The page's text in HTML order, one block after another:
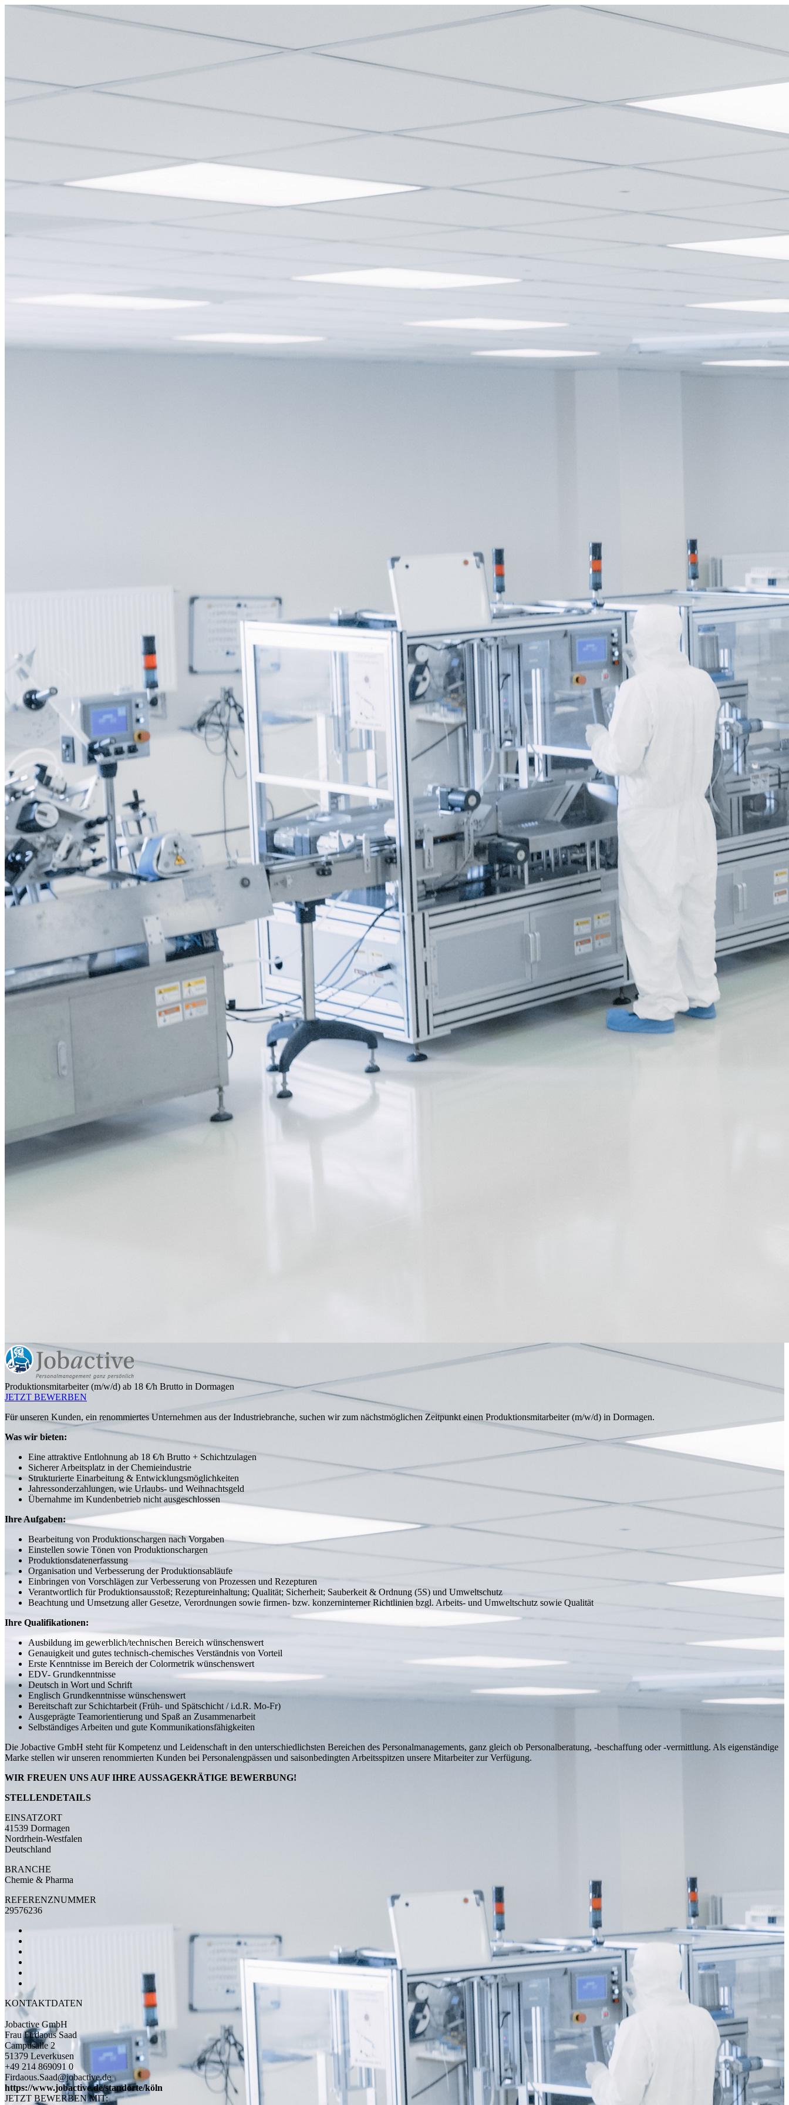
Produktionsmitarbeiter (m/w/d) ab 18 €/h Brutto in Dormagen
JETZT BEWERBEN
Für unseren Kunden, ein renommiertes Unternehmen aus der Industriebranche, suchen wir zum nächstmöglichen Zeitpunkt einen Produktionsmitarbeiter (m/w/d) in Dormagen.
Was wir bieten:
Eine attraktive Entlohnung ab 18 €/h Brutto + Schichtzulagen
Sicherer Arbeitsplatz in der Chemieindustrie
Strukturierte Einarbeitung & Entwicklungsmöglichkeiten
Jahressonderzahlungen, wie Urlaubs- und Weihnachtsgeld
Übernahme im Kundenbetrieb nicht ausgeschlossen
Ihre Aufgaben:
Bearbeitung von Produktionschargen nach Vorgaben
Einstellen sowie Tönen von Produktionschargen
Produktionsdatenerfassung
Organisation und Verbesserung der Produktionsabläufe
Einbringen von Vorschlägen zur Verbesserung von Prozessen und Rezepturen
Verantwortlich für Produktionsausstoß; Rezeptureinhaltung; Qualität; Sicherheit; Sauberkeit & Ordnung (5S) und Umweltschutz
Beachtung und Umsetzung aller Gesetze, Verordnungen sowie firmen- bzw. konzerninterner Richtlinien bzgl. Arbeits- und Umweltschutz sowie Qualität
Ihre Qualifikationen:
Ausbildung im gewerblich/technischen Bereich wünschenswert
Genauigkeit und gutes technisch-chemisches Verständnis von Vorteil
Erste Kenntnisse im Bereich der Colormetrik wünschenswert
EDV- Grundkenntnisse
Deutsch in Wort und Schrift
Englisch Grundkenntnisse wünschenswert
Bereitschaft zur Schichtarbeit (Früh- und Spätschicht / i.d.R. Mo-Fr)
Ausgeprägte Teamorientierung und Spaß an Zusammenarbeit
Selbständiges Arbeiten und gute Kommunikationsfähigkeiten
Die Jobactive GmbH steht für Kompetenz und Leidenschaft in den unterschiedlichsten Bereichen des Personalmanagements, ganz gleich ob Personalberatung, -beschaffung oder -vermittlung. Als eigenständige
Marke stellen wir unseren renommierten Kunden bei Personalengpässen und saisonbedingten Arbeitsspitzen unsere Mitarbeiter zur Verfügung.
WIR FREUEN UNS AUF IHRE AUSSAGEKRÄTIGE BEWERBUNG!
STELLENDETAILS
EINSATZORT
41539 Dormagen
Nordrhein-Westfalen
Deutschland
BRANCHE
Chemie & Pharma
REFERENZNUMMER
29576236
KONTAKTDATEN
Jobactive GmbH
Frau Firdaous Saad
Campusalle 2
51379 Leverkusen
+49 214 869091 0
Firdaous.Saad@jobactive.de
https://www.jobactive.de/standorte/köln
JETZT BEWERBEN MIT: